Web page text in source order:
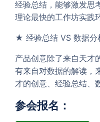
经验总结，能够激发思
理论最快的工作坊实践
★ 经验总结 VS 数据分
产品创意除了来自天才
有来自对数据的解读，
才的创意、经验总结、
参会报名：